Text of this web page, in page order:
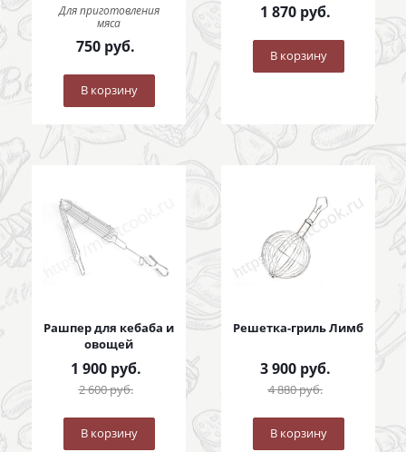
Для приготовления
мяса
750 руб.
В корзину
1 870руб.
В корзину
Рашпер для кебаба и
овощей
1 900руб.
2 600руб.
В корзину
Решетка-гриль Лимб
3 900руб.
4 880руб.
В корзину